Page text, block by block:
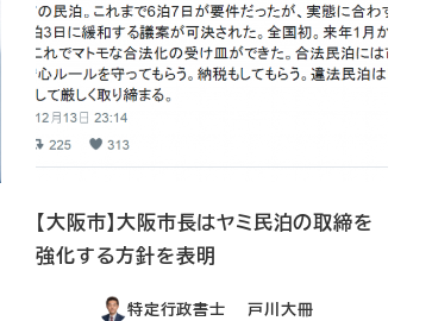
【大阪市】大阪市長はヤミ民泊の取締を
強化する方針を表明
特定行政書士 戸川大冊